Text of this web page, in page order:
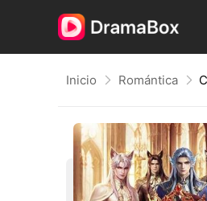
Inicio Romántica